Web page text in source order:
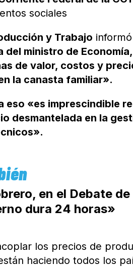
sociales
y Trabajo
ministro de
de valor, costos y
la canasta familiar».
eso «es imprescindible
desmantelada en la
en el Debate
dura 24 horas»
los precios de
haciendo todos los